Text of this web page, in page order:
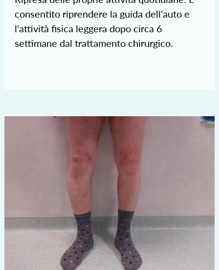
consentito riprendere la guida dell'auto e
l'attività fisica leggera dopo circa 6
settimane dal trattamento chirurgico.